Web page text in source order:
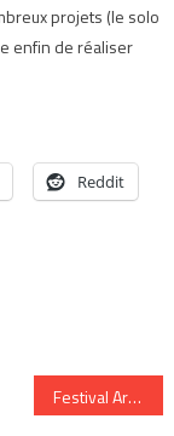
projets (le solo
enfin de réaliser
Reddit
Festival Art Rock 2008